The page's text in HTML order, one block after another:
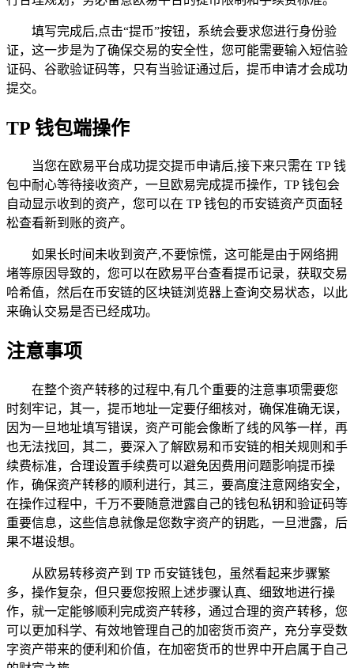
填写完成后,点击“提币”按钮，系统会要求您进行身份验
证，这一步是为了确保交易的安全性，您可能需要输入短信验
证码、谷歌验证码等，只有当验证通过后，提币申请才会成功
提交。
TP 钱包端操作
当您在欧易平台成功提交提币申请后,接下来只需在 TP 钱
包中耐心等待接收资产，一旦欧易完成提币操作，TP 钱包会
自动显示收到的资产，您可以在 TP 钱包的币安链资产页面轻
松查看新到账的资产。
如果长时间未收到资产,不要惊慌，这可能是由于网络拥
堵等原因导致的，您可以在欧易平台查看提币记录，获取交易
哈希值，然后在币安链的区块链浏览器上查询交易状态，以此
来确认交易是否已经成功。
注意事项
在整个资产转移的过程中,有几个重要的注意事项需要您
时刻牢记，其一，提币地址一定要仔细核对，确保准确无误，
因为一旦地址填写错误，资产可能会像断了线的风筝一样，再
也无法找回，其二，要深入了解欧易和币安链的相关规则和手
续费标准，合理设置手续费可以避免因费用问题影响提币操
作，确保资产转移的顺利进行，其三，要高度注意网络安全，
在操作过程中，千万不要随意泄露自己的钱包私钥和验证码等
重要信息，这些信息就像是您数字资产的钥匙，一旦泄露，后
果不堪设想。
从欧易转移资产到 TP 币安链钱包，虽然看起来步骤繁
多，操作复杂，但只要您按照上述步骤认真、细致地进行操
作，就一定能够顺利完成资产转移，通过合理的资产转移，您
可以更加科学、有效地管理自己的加密货币资产，充分享受数
字资产带来的便利和价值，在加密货币的世界中开启属于自己